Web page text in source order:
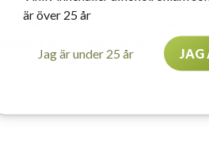
spanska Vinos de Madrid som visar
druva med massor av rödbärig
pulled pork.
är över 25 år
Jag är under 25 år JAG